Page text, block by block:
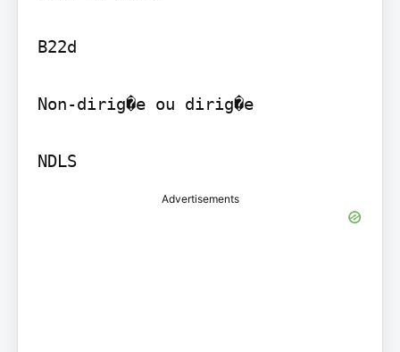
B22d
Non-dirig�e ou dirig�e
NDLS
Advertisements